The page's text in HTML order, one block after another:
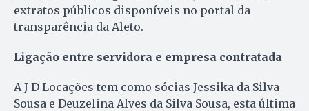
extratos públicos disponíveis no portal da
transparência da Aleto.
Ligação entre servidora e empresa contratada
A J D Locações tem como sócias Jessika da Silva
Sousa e Deuzelina Alves da Silva Sousa, esta última